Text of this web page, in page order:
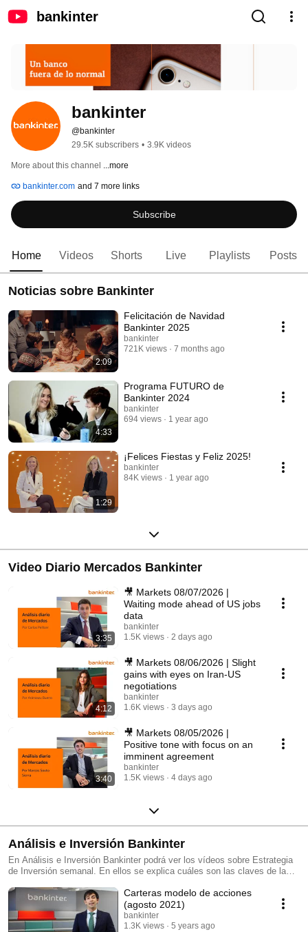
bankinter
bankinter
@bankinter
29.5K subscribers • 3.9K videos
More about this channel ...more
bankinter.com and 7 more links
Subscribe
Home Videos Shorts Live Playlists Posts
Noticias sobre Bankinter
2:09
Felicitación de Navidad
Bankinter 2025
bankinter
721K views
7 months ago
4:33
Programa FUTURO de
Bankinter 2024
bankinter
694 views
1 year ago
1:29
¡Felices Fiestas y Feliz 2025!
bankinter
84K views
1 year ago
Video Diario Mercados Bankinter
3:35
🎥 Markets 08/07/2026 |
Waiting mode ahead of US jobs
data
bankinter
1.5K views
2 days ago
4:12
🎥 Markets 08/06/2026 | Slight
gains with eyes on Iran-US
negotiations
bankinter
1.6K views
3 days ago
3:40
🎥 Markets 08/05/2026 |
Positive tone with focus on an
imminent agreement
bankinter
1.5K views
4 days ago
Análisis e Inversión Bankinter
En Análisis e Inversión Bankinter podrá ver los vídeos sobre Estrategia
de Inversión semanal. En ellos se explica cuáles son las claves de la
broker.bankinter.com
Carteras modelo de acciones
(agosto 2021)
bankinter
1.3K views
5 years ago